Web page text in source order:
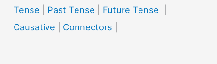
Tense
Past Tense Future Tense
Causative
Connectors